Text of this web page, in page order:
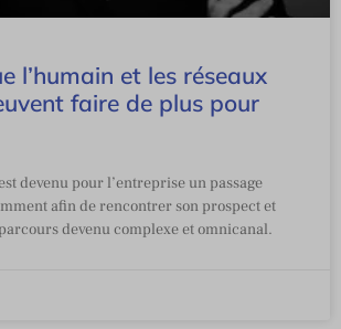
l’humain et les réseaux
faire de plus pour
devenu pour l’entreprise un passage
afin de rencontrer son prospect et
devenu complexe et omnicanal.